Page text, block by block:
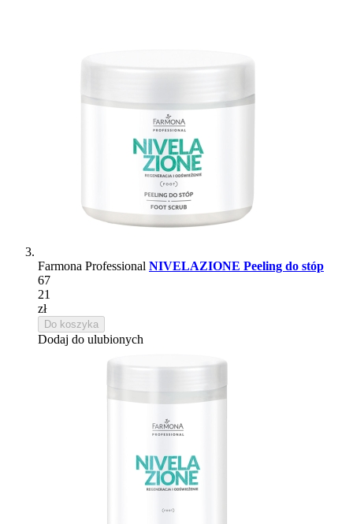
Farmona Professional NIVELAZIONE Peeling do stóp
67
21
zł
Do koszyka
Dodaj do ulubionych